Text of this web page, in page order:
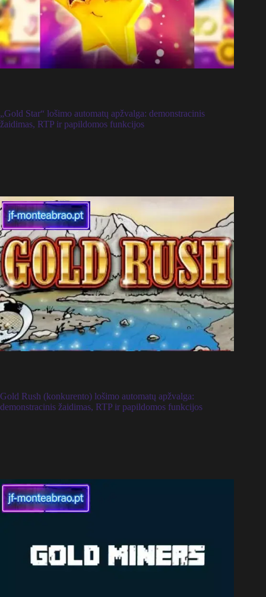
„Gold Star“ lošimo automatų apžvalga: demonstracinis
žaidimas, RTP ir papildomos funkcijos
Gold Rush (konkurento) lošimo automatų apžvalga:
demonstracinis žaidimas, RTP ir papildomos funkcijos